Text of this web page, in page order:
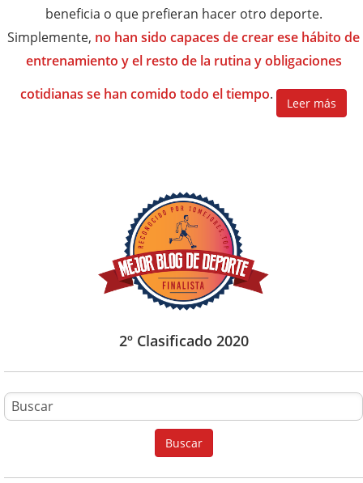
beneficia o que prefieran hacer otro deporte.
Simplemente, no han sido capaces de crear ese hábito de
entrenamiento y el resto de la rutina y obligaciones
cotidianas se han comido todo el tiempo.
Leer más
2º Clasificado 2020
u
s
c
Buscar